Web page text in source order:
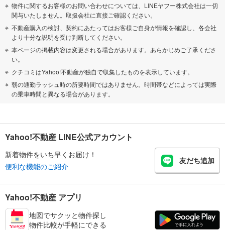
物件に関するお客様のお問い合わせについては、LINEヤフー株式会社は一切
関与いたしません。取扱会社に直接ご確認ください。
不動産購入の検討、契約にあたってはお客様ご自身が情報を確認し、各会社
より十分な説明を受け判断してください。
本ページの掲載内容は変更される場合があります。あらかじめご了承くださ
い。
クチコミはYahoo!不動産が独自で収集したものを表示しています。
朝の通勤ラッシュ時の所要時間ではありません。時間帯などによっては実際
の乗車時間と異なる場合があります。
Yahoo!不動産 LINE公式アカウント
新着物件をいち早くお届け！
便利な機能のご紹介
友だち追加
Yahoo!不動産 アプリ
地図でサクッと物件探し
物件比較が手軽にできる